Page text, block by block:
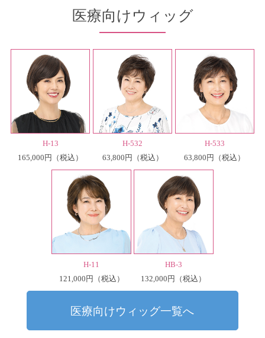
医療向けウィッグ
H-13
165,000円
（税込）
H-532
63,800円
（税込）
H-533
63,800円
（税込）
H-11
121,000円 （税込）
HB-3
132,000円
（税込）
医療向けウィッグ一覧へ